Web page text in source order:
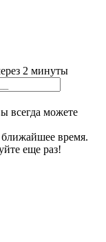
2 минуты
всегда можете
время.
еще раз!